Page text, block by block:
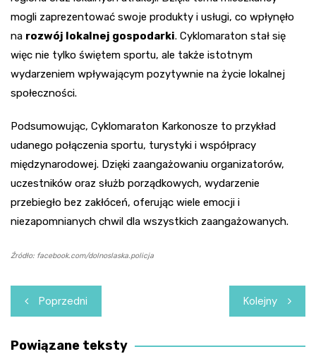
mogli zaprezentować swoje produkty i usługi, co wpłynęło
na rozwój lokalnej gospodarki. Cyklomaraton stał się
więc nie tylko świętem sportu, ale także istotnym
wydarzeniem wpływającym pozytywnie na życie lokalnej
społeczności.
Podsumowując, Cyklomaraton Karkonosze to przykład
udanego połączenia sportu, turystyki i współpracy
międzynarodowej. Dzięki zaangażowaniu organizatorów,
uczestników oraz służb porządkowych, wydarzenie
przebiegło bez zakłóceń, oferując wiele emocji i
niezapomnianych chwil dla wszystkich zaangażowanych.
Źródło: facebook.com/dolnoslaska.policja
Nawigacja
wpisu
Poprzedni Kolejny
Powiązane teksty